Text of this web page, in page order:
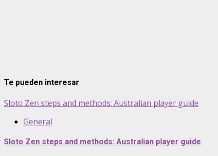
Te pueden interesar
Sloto Zen steps and methods: Australian player guide
General
Sloto Zen steps and methods: Australian player guide